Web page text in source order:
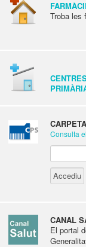
Troba les
Consulta
CANAL
El portal